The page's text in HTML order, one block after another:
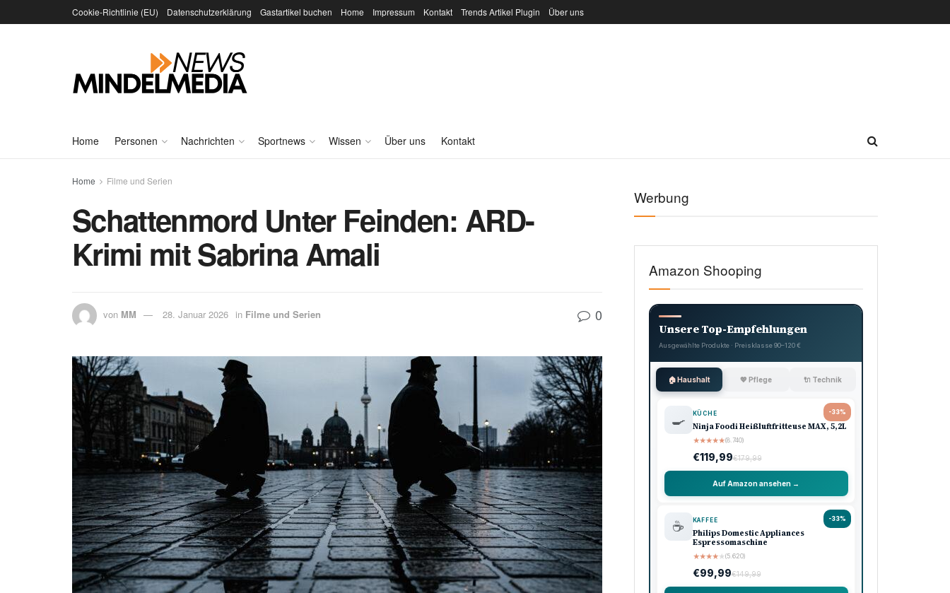
Cookie-Richtlinie (EU) Datenschutzerklärung Gastartikel buchen Home Impressum Kontakt Trends Artikel Plugin Über uns
Home Personen Nachrichten Sportnews Wissen Über uns Kontakt
Home Filme und Serien
Schattenmord Unter Feinden: ARD-
Krimi mit Sabrina Amali
von MM 28. Januar 2026 in Filme und Serien 0
Werbung
Amazon Shooping
Unsere Top-Empfehlungen
Ausgewählte Produkte · Preisklasse 90–120 €
🏠 Haushalt 💖 Pflege 🔌 Technik
-33%
🍳 KÜCHE
Ninja Foodi Heißluftfritteuse MAX, 5,2L
★★★★★(8.740)
€119,99€179,99
Auf Amazon ansehen →
-33%
☕ KAFFEE
Philips Domestic Appliances
Espressomaschine
★★★★★(5.620)
€99,99€149,99